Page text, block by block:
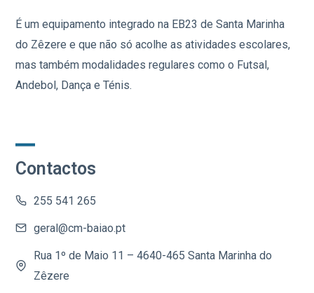
É um equipamento integrado na EB23 de Santa Marinha
do Zêzere e que não só acolhe as atividades escolares,
mas também modalidades regulares como o Futsal,
Andebol, Dança e Ténis.
Contactos
255 541 265
geral@cm-baiao.pt
Rua 1º de Maio 11 – 4640-465 Santa Marinha do
Zêzere